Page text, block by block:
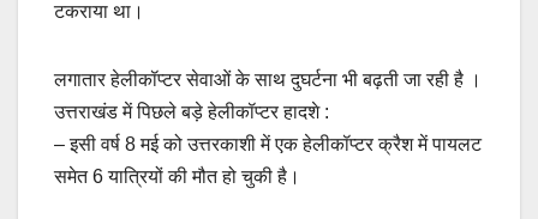
टकराया था।
लगातार हेलीकॉप्टर सेवाओं के साथ दुघर्टना भी बढ़ती जा रही है ।
उत्तराखंड में पिछले बड़े हेलीकॉप्टर हादशे :
– इसी वर्ष 8 मई को उत्तरकाशी में एक हेलीकॉप्टर क्रैश में पायलट
समेत 6 यात्रियों की मौत हो चुकी है।